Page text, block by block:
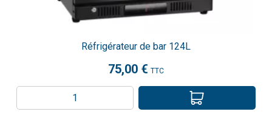
Réfrigérateur de bar 124L
75,00 € TTC